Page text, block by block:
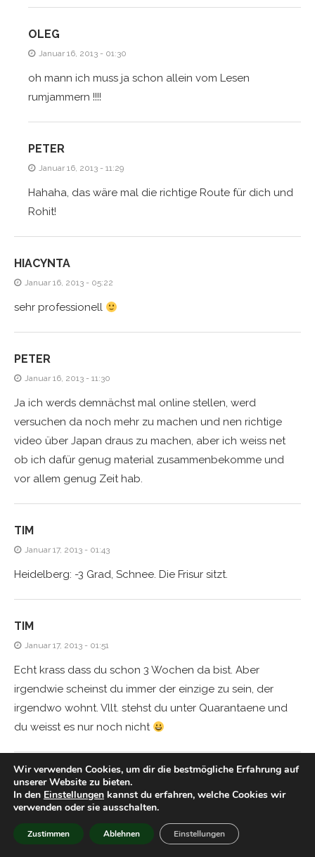
OLEG
Januar 16, 2013 - 01:30
oh mann ich muss ja schon allein vom Lesen
rumjammern !!!!
PETER
Januar 16, 2013 - 11:29
Hahaha, das wäre mal die richtige Route für dich und
Rohit!
HIACYNTA
Januar 16, 2013 - 05:22
sehr professionell
PETER
Januar 16, 2013 - 11:30
Ja ich werds demnächst mal online stellen, werd
versuchen da noch mehr zu machen und nen richtige
video über Japan draus zu machen, aber ich weiss net
ob ich dafür genug material zusammenbekomme und
vor allem genug Zeit hab.
TIM
Januar 17, 2013 - 01:43
Heidelberg: -3 Grad, Schnee. Die Frisur sitzt.
TIM
Januar 17, 2013 - 01:51
Echt krass dass du schon 3 Wochen da bist. Aber
irgendwie scheinst du immer der einzige zu sein, der
irgendwo wohnt. Vllt. stehst du unter Quarantaene und
du weisst es nur noch nicht
AL
Januar 17, 2013 - 03:00
Ach Tim? bist Du´s??? maan ich denk alles wer klaut da
immer den ersten Platz beim posten, auf Dich wäre ich
Wir verwenden Cookies, um dir die bestmögliche Erfahrung auf
unserer Website zu bieten.
In den Einstellungen kannst du erfahren, welche Cookies wir
verwenden oder sie ausschalten.
Zustimmen Ablehnen Einstellungen